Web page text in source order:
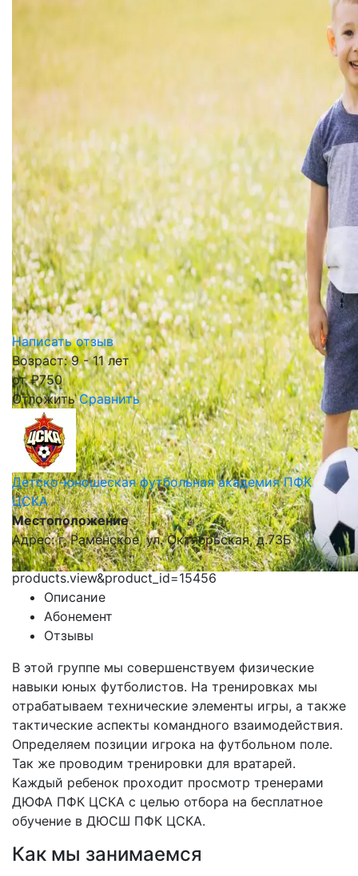
Написать отзыв
Возраст: 9 - 11 лет
от₽750
Отложить Сравнить
Детско-юношеская футбольная академия ПФК
ЦСКА
Местоположение
Адрес: г. Раменское, ул. Октябрьская, д.73Б
products.view&product_id=15456
Описание
Абонемент
Отзывы
В этой группе мы совершенствуем физические
навыки юных футболистов. На тренировках мы
отрабатываем технические элементы игры, а также
тактические аспекты командного взаимодействия.
Определяем позиции игрока на футбольном поле.
Так же проводим тренировки для вратарей.
Каждый ребенок проходит просмотр тренерами
ДЮФА ПФК ЦСКА с целью отбора на бесплатное
обучение в ДЮСШ ПФК ЦСКА.
Как мы занимаемся